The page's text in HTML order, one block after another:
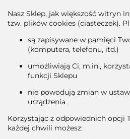
Nasz Sklep, jak większość witryn
tzw. plików cookies (ciasteczek).
są zapisywane w pamięci
(komputera, telefonu, itd.)
umożliwiają Ci, m.in.,
funkcji Sklepu
nie powodują zmian w
urządzenia
Korzystając z odpowiednich opcji
każdej chwili możesz: